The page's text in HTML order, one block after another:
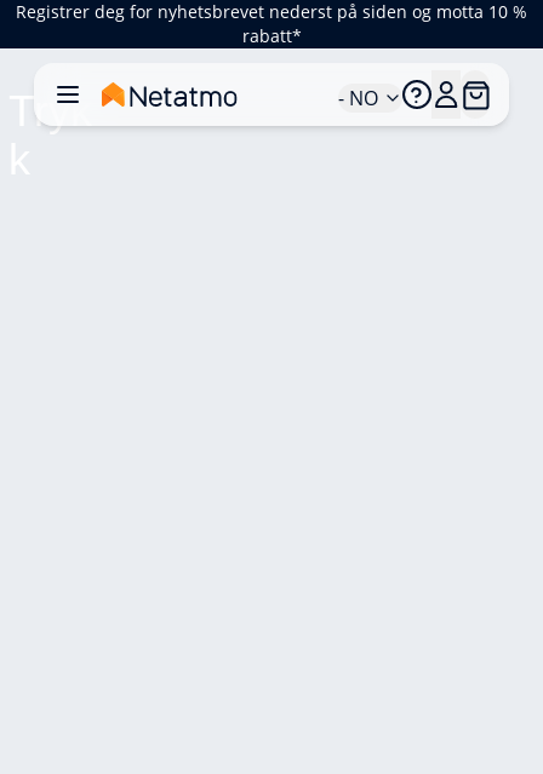
Registrer deg for nyhetsbrevet nederst på siden og motta 10 %
rabatt*
- NO
Tryk